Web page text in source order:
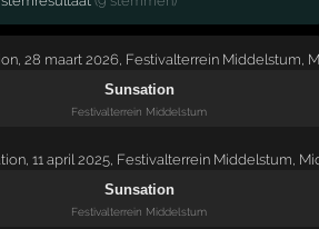
Sunsation
Festivalterrein Middelstum
Sunsation
Festivalterrein Middelstum